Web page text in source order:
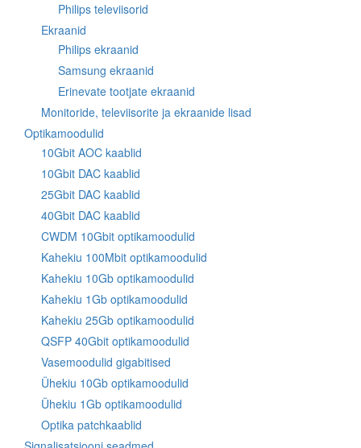
Philips televiisorid
Ekraanid
Philips ekraanid
Samsung ekraanid
Erinevate tootjate ekraanid
Monitoride, televiisorite ja ekraanide lisad
Optikamoodulid
10Gbit AOC kaablid
10Gbit DAC kaablid
25Gbit DAC kaablid
40Gbit DAC kaablid
CWDM 10Gbit optikamoodulid
Kahekiu 100Mbit optikamoodulid
Kahekiu 10Gb optikamoodulid
Kahekiu 1Gb optikamoodulid
Kahekiu 25Gb optikamoodulid
QSFP 40Gbit optikamoodulid
Vasemoodulid gigabitised
Ühekiu 10Gb optikamoodulid
Ühekiu 1Gb optikamoodulid
Optika patchkaablid